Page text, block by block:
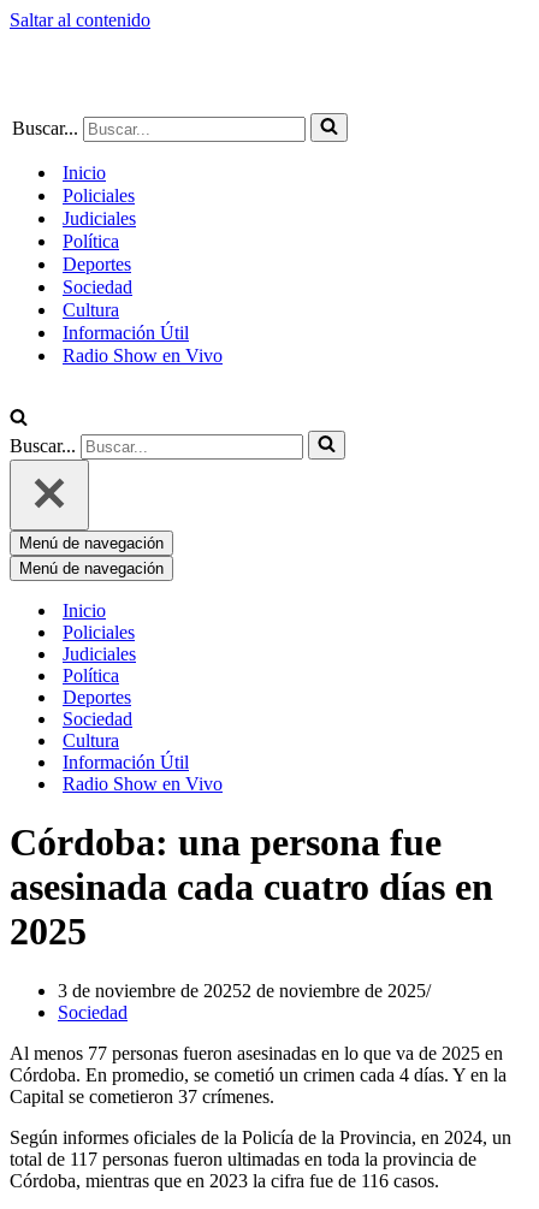
Saltar al contenido
Buscar...
Inicio
Policiales
Judiciales
Política
Deportes
Sociedad
Cultura
Información Útil
Radio Show en Vivo
Buscar...
Menú de navegación
Menú de navegación
Inicio
Policiales
Judiciales
Política
Deportes
Sociedad
Cultura
Información Útil
Radio Show en Vivo
Córdoba: una persona fue
asesinada cada cuatro días en
2025
3 de noviembre de 20252 de noviembre de 2025
Sociedad
Al menos 77 personas fueron asesinadas en lo que va de 2025 en
Córdoba. En promedio, se cometió un crimen cada 4 días. Y en la
Capital se cometieron 37 crímenes.
Según informes oficiales de la Policía de la Provincia, en 2024, un
total de 117 personas fueron ultimadas en toda la provincia de
Córdoba, mientras que en 2023 la cifra fue de 116 casos.